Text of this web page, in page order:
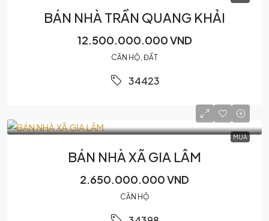
BÁN NHÀ TRẦN QUANG KHẢI
12.500.000.000 VND
CĂN HỘ, ĐẤT
34423
MUA
BÁN NHÀ XÃ GIA LÂM
2.650.000.000 VND
CĂN HỘ